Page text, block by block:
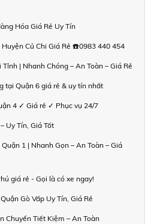
Hóa Giá Rẻ Uy Tín
Củ Chi Giá Rẻ ☎️0983 440 454
| Nhanh Chóng – An Toàn – Giá Rẻ
tại Quận 6 giá rẻ & uy tín nhất
4 ✓ Giá rẻ ✓ Phục vụ 24/7
Uy Tín, Giá Tốt
1 | Nhanh Gọn – An Toàn – Giá
giá rẻ - Gọi là có xe ngay!
Gò Vấp Uy Tín, Giá Rẻ
Chuyển Tiết Kiệm – An Toàn